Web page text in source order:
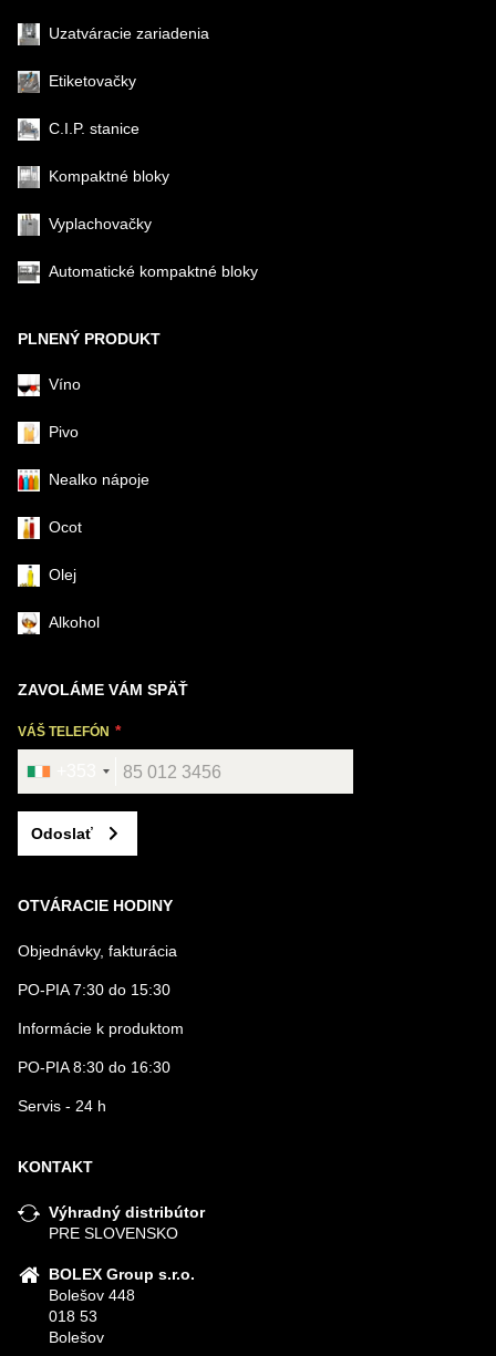
Uzatváracie zariadenia
Etiketovačky
C.I.P. stanice
Kompaktné bloky
Vyplachovačky
Automatické kompaktné bloky
PLNENÝ PRODUKT
Víno
Pivo
Nealko nápoje
Ocot
Olej
Alkohol
ZAVOLÁME VÁM SPÄŤ
VÁŠ TELEFÓN
Odoslať
OTVÁRACIE HODINY
Objednávky, fakturácia
PO-PIA 7:30 do 15:30
Informácie k produktom
PO-PIA 8:30 do 16:30
Servis - 24 h
KONTAKT
Výhradný distribútor
PRE SLOVENSKO
BOLEX Group s.r.o.
Bolešov 448
018 53
Bolešov